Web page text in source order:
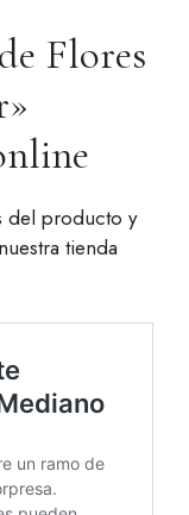
Flores
del producto y
tienda